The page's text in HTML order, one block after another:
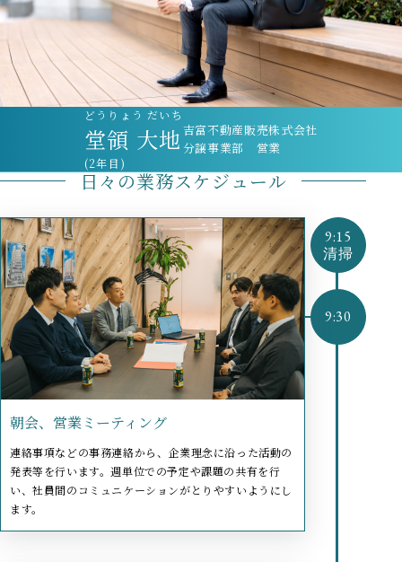
どうりょう だいち
堂領 大地
(2年目)
吉富不動産販売株式会社
分譲事業部 営業
日々の業務スケジュール
朝会、営業ミーティング
連絡事項などの事務連絡から、企業理念に沿った活動の
発表等を行います。週単位での予定や課題の共有を行
い、社員間のコミュニケーションがとりやすいようにし
ます。